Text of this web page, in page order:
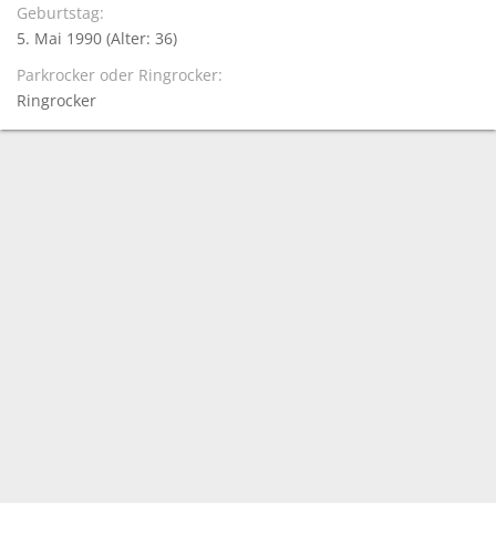
Geburtstag
5. Mai 1990 (Alter: 36)
Parkrocker oder Ringrocker
Ringrocker